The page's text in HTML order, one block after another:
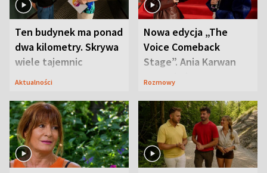
Ten budynek ma ponad
dwa kilometry. Skrywa
wiele tajemnic
Aktualności
Nowa edycja „The
Voice Comeback
Stage”. Ania Karwan
zapowiada
Rozmowy